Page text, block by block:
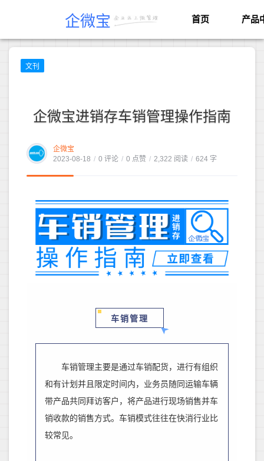
企微宝 首页 产品
文刊
企微宝进销存车销管理操作指南
企微宝
2023-08-18 / 0 评论 / 0 点赞 / 2,322 阅读 / 624 字
车销管理
车销管理主要是通过车销配货，进行有组织
和有计划并且限定时间内，业务员随同运输车辆
带产品共同拜访客户，将产品进行现场销售并车
销收款的销售方式。车销模式往往在快消行业比
较常见。